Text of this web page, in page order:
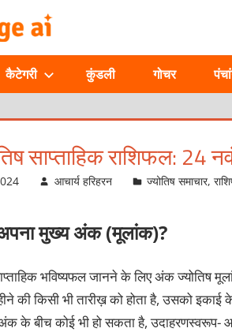
JOURNAL
–
ASTROSAGE
MAGAZINE
कैटेगरी कुंडली गोचर
साप्ताहिक राशिफल: 24
आचार्य हरिहरन ज्योतिष समाचार,
मुख्य अंक (मूलांक)?
भविष्यफल जानने के लिए अंक ज्योतिष
की किसी भी तारीख़ को होता है, उसको
के बीच कोई भी हो सकता है, उदाहरणस्वरूप-